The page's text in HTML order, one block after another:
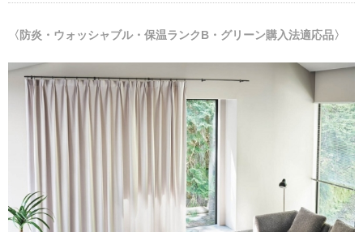
〈防炎・ウォッシャブル・保温ランクB・グリーン購入法適応品〉